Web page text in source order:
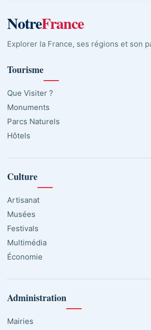
NotreFrance
Explorer la France, ses régions et son
Tourisme
Que Visiter ?
Monuments
Parcs Naturels
Hôtels
Culture
Artisanat
Musées
Festivals
Multimédia
Économie
Administration
Mairies